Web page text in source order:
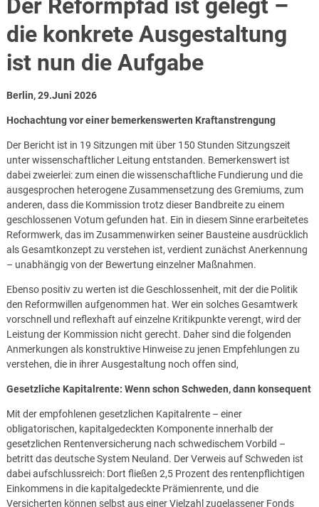
Der Reformpfad ist gelegt –
die konkrete Ausgestaltung
ist nun die Aufgabe
Berlin, 29.Juni 2026
Hochachtung vor einer bemerkenswerten Kraftanstrengung
Der Bericht ist in 19 Sitzungen mit über 150 Stunden Sitzungszeit
unter wissenschaftlicher Leitung entstanden. Bemerkenswert ist
dabei zweierlei: zum einen die wissenschaftliche Fundierung und die
ausgesprochen heterogene Zusammensetzung des Gremiums, zum
anderen, dass die Kommission trotz dieser Bandbreite zu einem
geschlossenen Votum gefunden hat. Ein in diesem Sinne erarbeitetes
Reformwerk, das im Zusammenwirken seiner Bausteine ausdrücklich
als Gesamtkonzept zu verstehen ist, verdient zunächst Anerkennung
– unabhängig von der Bewertung einzelner Maßnahmen.
Ebenso positiv zu werten ist die Geschlossenheit, mit der die Politik
den Reformwillen aufgenommen hat. Wer ein solches Gesamtwerk
vorschnell und reflexhaft auf einzelne Kritikpunkte verengt, wird der
Leistung der Kommission nicht gerecht. Daher sind die folgenden
Anmerkungen als konstruktive Hinweise zu jenen Empfehlungen zu
verstehen, die in ihrer Ausgestaltung noch offen sind,
Gesetzliche Kapitalrente: Wenn schon Schweden, dann konsequent
Mit der empfohlenen gesetzlichen Kapitalrente – einer
obligatorischen, kapitalgedeckten Komponente innerhalb der
gesetzlichen Rentenversicherung nach schwedischem Vorbild –
betritt das deutsche System Neuland. Der Verweis auf Schweden ist
dabei aufschlussreich: Dort fließen 2,5 Prozent des rentenpflichtigen
Einkommens in die kapitalgedeckte Prämienrente, und die
Versicherten können selbst aus einer Vielzahl zugelassener Fonds